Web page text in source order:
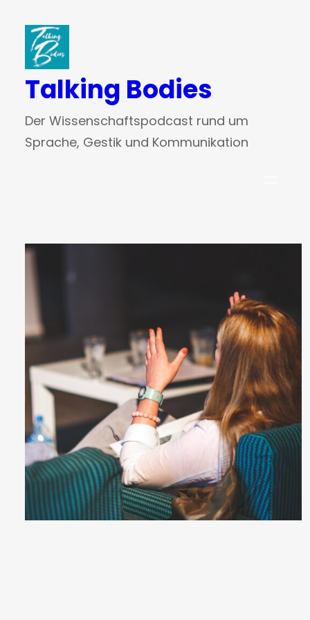
Inhalt
springen
Talking Bodies
Der Wissenschaftspodcast rund um
Sprache, Gestik und Kommunikation